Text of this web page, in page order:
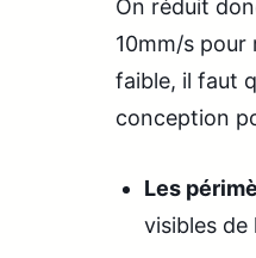
On réduit
10mm/s pour
faible, il faut
conception
Les
visibles